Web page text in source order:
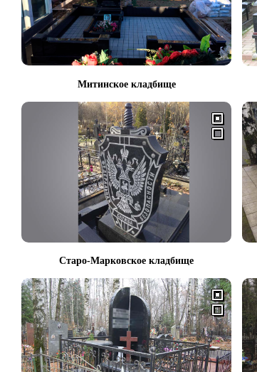
Митинское кладбище
Старо-Марковское кладбище